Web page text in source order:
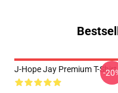
J-Hope Jay Premium T-Shirt
-